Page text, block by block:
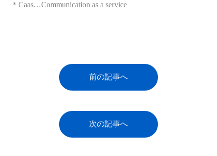
＊Caas…Communication as a service
前の記事へ
次の記事へ